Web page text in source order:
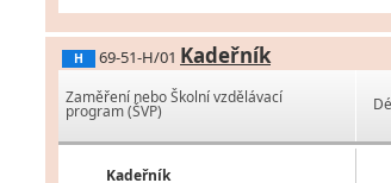
H 69-51-H/01 Kadeřník
Zaměření nebo Školní vzdělávací
program (ŠVP)
Kadeřník